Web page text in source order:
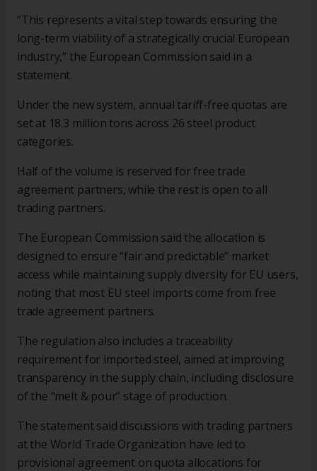
“This represents a vital step towards ensuring the
long-term viability of a strategically crucial European
industry,” the European Commission said in a
statement.
Under the new system, annual tariff-free quotas are
set at 18.3 million tons across 26 steel product
categories.
Half of the volume is reserved for free trade
agreement partners, while the rest is open to all
trading partners.
The European Commission said the allocation is
designed to ensure “fair and predictable” market
access while maintaining supply diversity for EU users,
noting that most EU steel imports come from free
trade agreement partners.
The regulation also includes a traceability
requirement for imported steel, aimed at improving
transparency in the supply chain, including disclosure
of the “melt & pour” stage of production.
The statement said discussions with trading partners
at the World Trade Organization have led to
provisional agreement on quota allocations for